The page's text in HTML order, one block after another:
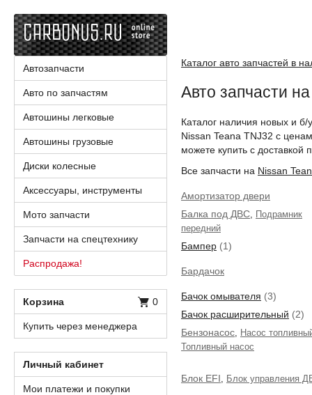
Каталог авто запчастей в
Авто запчасти
Каталог наличия новых и б/
Nissan Teana TNJ32 с
можете купить с доставкой
Все запчасти на Nissan
Амортизатор двери
Балка под ДВС,
Подрамник
передний
Бампер (1)
Бардачок
Бачок омывателя (3)
Бачок расширительный (2)
Бензонасос, Насос
Топливный насос
Блок EFI, Блок управления
Автозапчасти
Авто по запчастям
Автошины легковые
Автошины грузовые
Диски колесные
Аксессуары, инструменты
Мото запчасти
Запчасти на спецтехнику
Распродажа!
Корзина 0
Купить через менеджера
Личный кабинет
Мои платежи и покупки